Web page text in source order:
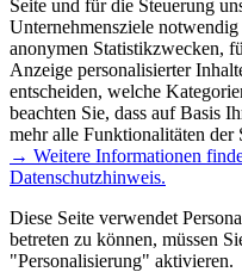
Seite und für die Steuerung
Unternehmensziele
anonymen Statistikzwecken,
Anzeige personalisierter
entscheiden, welche
beachten Sie, dass auf Basis
mehr alle Funktionalitäten der
→ Weitere Informationen
Datenschutzhinweis.
Diese Seite verwendet
betreten zu können, müssen
"Personalisierung" aktivieren.